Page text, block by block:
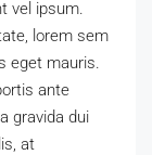
vel ipsum.
lorem sem
eget mauris.
ante
gravida dui
at